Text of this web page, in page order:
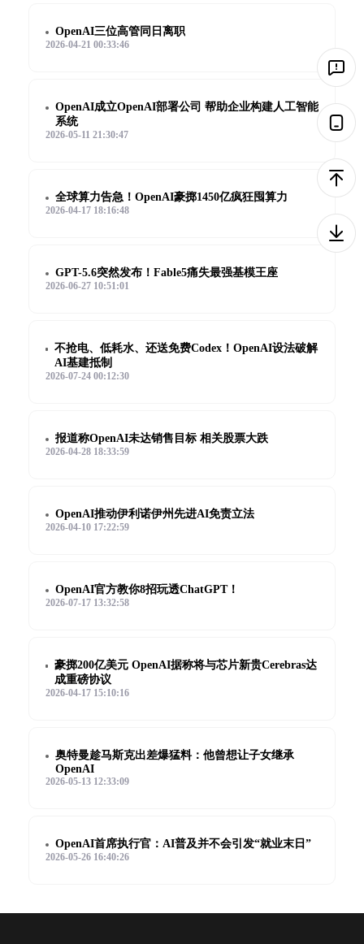
OpenAI三位高管同日离职
2026-04-21 00:33:46
OpenAI成立OpenAI部署公司 帮助企业构建人工智能
系统
2026-05-11 21:30:47
全球算力告急！OpenAI豪掷1450亿疯狂囤算力
2026-04-17 18:16:48
GPT-5.6突然发布！Fable5痛失最强基模王座
2026-06-27 10:51:01
不抢电、低耗水、还送免费Codex！OpenAI设法破解
AI基建抵制
2026-07-24 00:12:30
报道称OpenAI未达销售目标 相关股票大跌
2026-04-28 18:33:59
OpenAI推动伊利诺伊州先进AI免责立法
2026-04-10 17:22:59
OpenAI官方教你8招玩透ChatGPT！
2026-07-17 13:32:58
豪掷200亿美元 OpenAI据称将与芯片新贵Cerebras达
成重磅协议
2026-04-17 15:10:16
奥特曼趁马斯克出差爆猛料：他曾想让子女继承
OpenAI
2026-05-13 12:33:09
OpenAI首席执行官：AI普及并不会引发“就业末日”
2026-05-26 16:40:26